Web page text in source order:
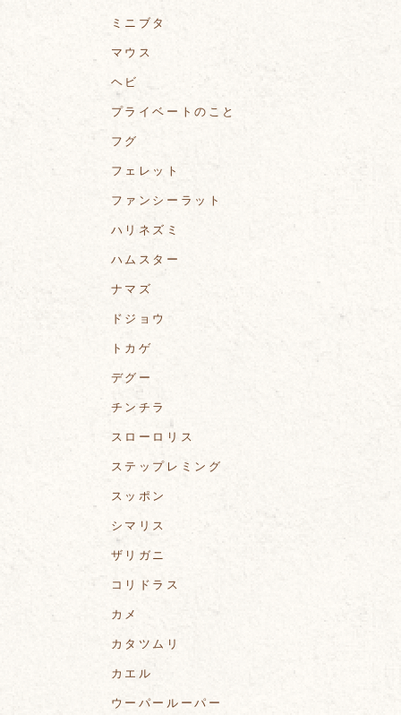
ミニブタ
マウス
ヘビ
プライベートのこと
フグ
フェレット
ファンシーラット
ハリネズミ
ハムスター
ナマズ
ドジョウ
トカゲ
デグー
チンチラ
スローロリス
ステップレミング
スッポン
シマリス
ザリガニ
コリドラス
カメ
カタツムリ
カエル
ウーパールーパー